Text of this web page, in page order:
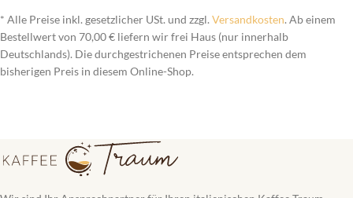
* Alle Preise inkl. gesetzlicher USt. und zzgl.Versandkosten. Ab einem
Bestellwert von 70,00 € liefern wir frei Haus (nur innerhalb
Deutschlands). Die durchgestrichenen Preise entsprechen dem
bisherigen Preis in diesem Online-Shop.